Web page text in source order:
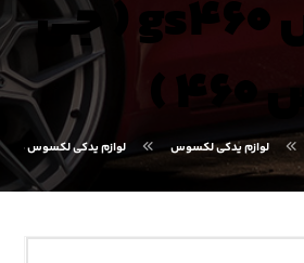
لکسوس gs۴۶۰ ( جی
)
لوازم یدکی لکسوس لوازم یدکی لکسوس GS